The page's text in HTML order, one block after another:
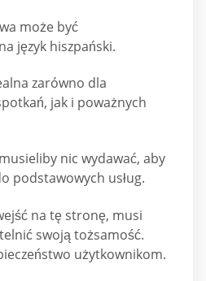
może być
język hiszpański.
zarówno dla
jak i poważnych
nic wydawać, aby
podstawowych usług.
na tę stronę, musi
swoją tożsamość.
użytkownikom.